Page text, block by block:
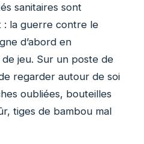
sanitaires sont
: la guerre contre le
d’abord en
jeu. Sur un poste de
regarder autour de soi
oubliées, bouteilles
tiges de bambou mal